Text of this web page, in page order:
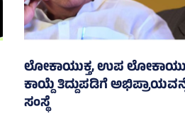
ಲೋಕಾಯುಕ್ತ, ಉಪ
ಕಾಯ್ದೆ ತಿದ್ದುಪಡಿಗೆ
ಸಂಸ್ಥೆ